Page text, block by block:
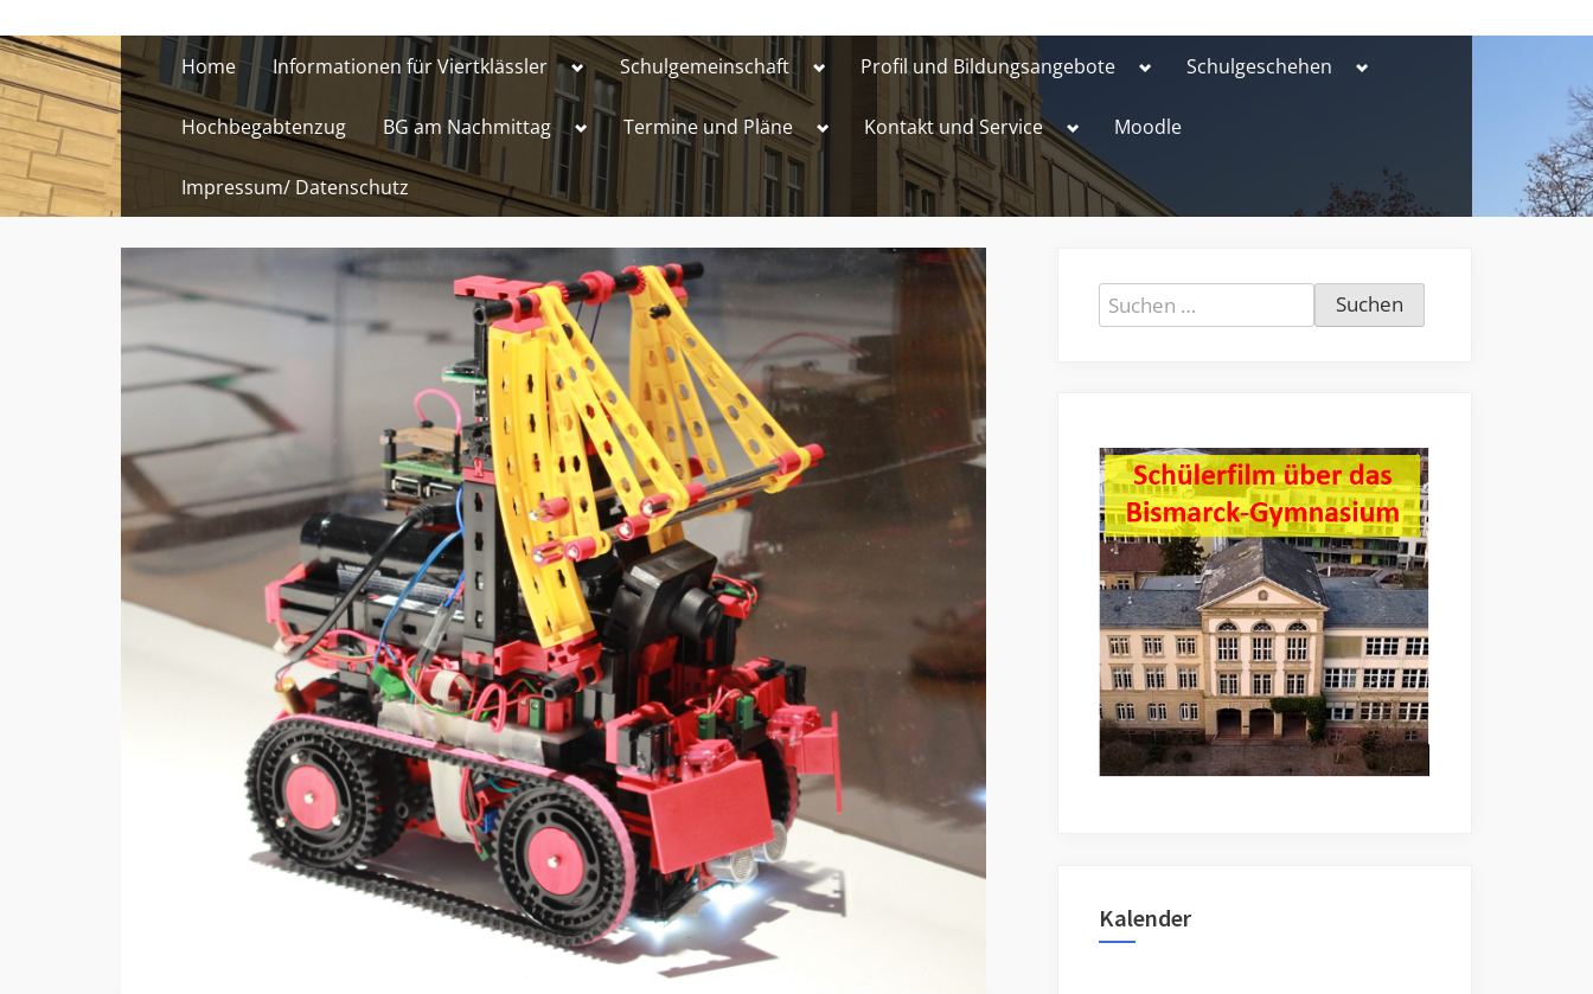
to
content
Home Informationen für Viertklässler Toggle
sub-
menu
Schulgemeinschaft Toggle
menu
Toggle
sub-
menu
Profil und Bildungsangebote Toggle
Toggle
sub-
menu
Toggle
sub-
menu
Schulgeschehen Toggle
Hochbegabtenzug BG am Nachmittag Toggle
sub-
Toggle
sub-
menu
Termine und Pläne Toggle
sub-
Kontakt und Service Toggle
sub-
menu
Moodle
Impressum/ Datenschutz
Suchen
nach:
Kalender